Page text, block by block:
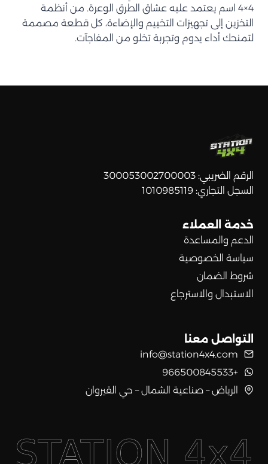
4×4 اسم يعتمد عليه عشاق الطرق الوعرة. من أنظمة
التخزين إلى تجهيزات التخييم والإضاءة، كل قطعة مصممة
لتمنحك أداء يدوم وتجربة تخلو من المفاجآت.
الرقم الضريبي: 300053002700003
السجل التجاري: 1010985119
خدمة العملاء
الدعم والمساعدة
سياسة الخصوصية
شروط الضمان
الاستبدال والاسترجاع
التواصل معنا
info@station4x4.com
+966500845533
الرياض – صناعية الشمال – حي القيروان